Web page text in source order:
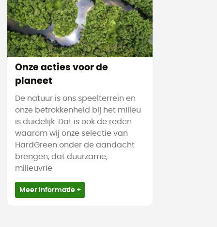
Onze acties voor de
planeet
De natuur is ons speelterrein en
onze betrokkenheid bij het milieu
is duidelijk. Dat is ook de reden
waarom wij onze selectie van
HardGreen onder de aandacht
brengen, dat duurzame,
milieuvrie
Meer informatie +